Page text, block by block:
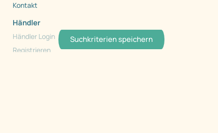
Suchkriterien speichern
Kontakt
Händler
Händler Login
Registrieren